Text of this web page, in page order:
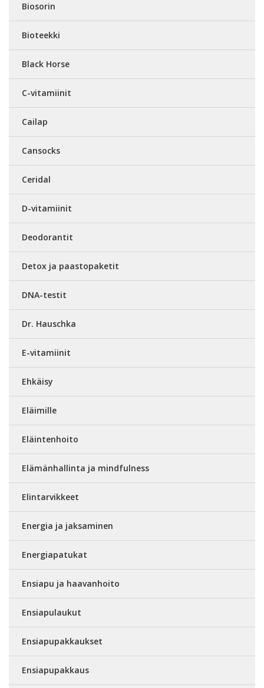
Biosorin
Bioteekki
Black Horse
C-vitamiinit
Cailap
Cansocks
Ceridal
D-vitamiinit
Deodorantit
Detox ja paastopaketit
DNA-testit
Dr. Hauschka
E-vitamiinit
Ehkäisy
Eläimille
Eläintenhoito
Elämänhallinta ja mindfulness
Elintarvikkeet
Energia ja jaksaminen
Energiapatukat
Ensiapu ja haavanhoito
Ensiapulaukut
Ensiapupakkaukset
Ensiapupakkaus